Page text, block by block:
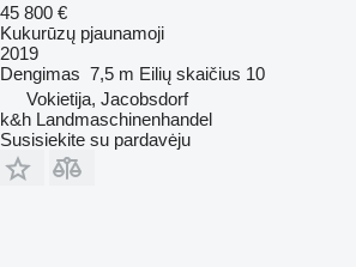
45 800 €
Kukurūzų pjaunamoji
2019
Dengimas 7,5 m Eilių skaičius 10
Vokietija, Jacobsdorf
k&h Landmaschinenhandel
Susisiekite su pardavėju